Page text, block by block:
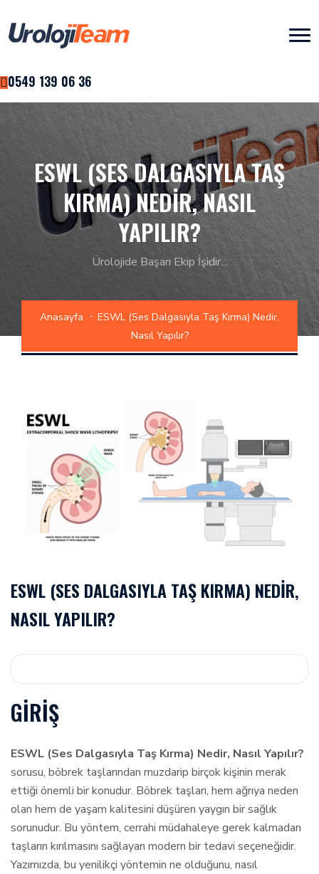
0549 139 06 36
ESWL (SES DALGASIYLA TAŞ
KIRMA) NEDIR, NASIL
YAPILIR?
Ürolojide Başarı Ekip İşidir...
Anasayfa
ESWL (Ses Dalgasıyla Taş Kırma) Nedir,
Nasıl Yapılır?
ESWL (SES DALGASIYLA TAŞ KIRMA) NEDIR,
NASIL YAPILIR?
GIRIŞ
ESWL (Ses Dalgasıyla Taş Kırma) Nedir, Nasıl Yapılır?
sorusu, böbrek taşlarından muzdarip birçok kişinin merak
ettiği önemli bir konudur. Böbrek taşları, hem ağrıya neden
olan hem de yaşam kalitesini düşüren yaygın bir sağlık
sorunudur. Bu yöntem, cerrahi müdahaleye gerek kalmadan
taşların kırılmasını sağlayan modern bir tedavi seçeneğidir.
Yazımızda, bu yenilikçi yöntemin ne olduğunu, nasıl